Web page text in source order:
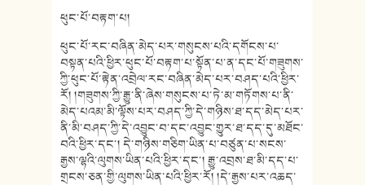
ཕུང་པོ་བརྟག་པ།
ཕུང་པོ་རང་བཞིན་མེད་པར་གསུངས་པའི་དགོངས་པ་
བསྟན་པའི་ཕྱིར་ཕུང་པོ་བརྟག་པ་སྟོན་པ་ན་དང་པོ་གཟུགས་
ཀྱི་ཕུང་པོ་རྟེན་འབྲེལ་རང་བཞིན་མེད་པར་བཤད་པའི་ཕྱིར་
རོ། །གཟུགས་ཀྱི་རྒྱུ་ནི་ཞེས་གསུངས་པ་ཏེ་མ་གཏོགས་པ་ནི་
མེད་པའམ་མི་ལྟོས་པར་བཤད་ཀྱི་དེ་གཉིས་ཐ་དད་མེད་པར་
ནི་མི་བཤད་ཀྱི་དེ་འབྱུང་བ་དང་འབྱུང་གྱུར་ཐ་དད་དུ་མཐོང་
བའི་ཕྱིར་དང་། དེ་གཉིས་གཅིག་ཡིན་པ་བཙུན་པ་སངས་
རྒྱས་ལྷའི་ལུགས་ཡིན་པའི་ཕྱིར་དང་། རྒྱུ་འབྲས་ཐ་མི་དད་པ་
གྲངས་ཅན་གྱི་ལུགས་ཡིན་པའི་ཕྱིར་རོ། །དེ་རྒྱས་པར་འཆད་